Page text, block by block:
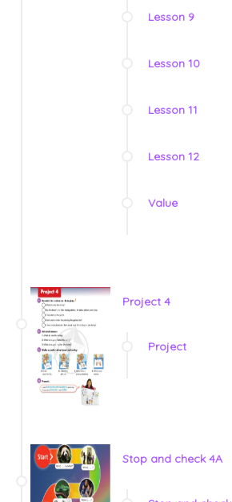
Lesson 9
Lesson 10
Lesson 11
Lesson 12
Value
Project 4
Project
Stop and check 4A